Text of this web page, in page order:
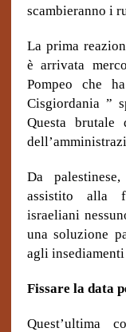
scambieranno i
La prima
è arrivata
Pompeo che
Cisgiordania ”
Questa
Da
assistito alla
israeliani
una soluzione
agli
Fissare la data
Quest’ultima